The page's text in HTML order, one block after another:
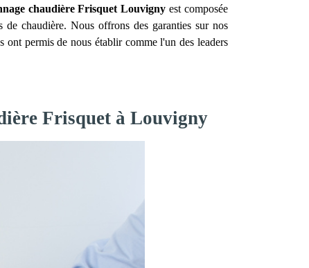
chaudière Frisquet Louvigny est composée
de chaudière. Nous offrons des garanties sur nos
permis de nous établir comme l'un des leaders
Frisquet à Louvigny